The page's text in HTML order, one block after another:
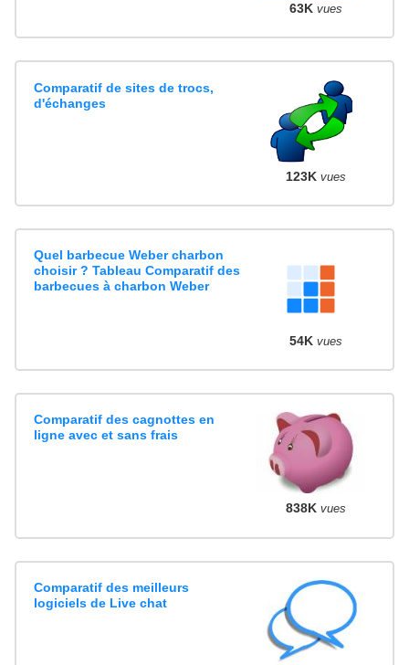
63K vues
Comparatif de sites de trocs,
d'échanges
123K vues
Quel barbecue Weber charbon
choisir ? Tableau Comparatif des
barbecues à charbon Weber
54K vues
Comparatif des cagnottes en
ligne avec et sans frais
838K vues
Comparatif des meilleurs
logiciels de Live chat